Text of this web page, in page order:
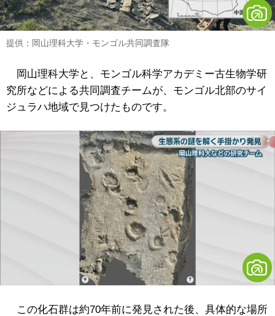
提供：岡山理科大学・モンゴル共同調査隊
岡山理科大学と、モンゴル科学アカデミー古生物学研
究所などによる共同調査チームが、モンゴル北部のサイ
ジュラハ地域で見つけたものです。
この化石群は約70年前に発見された後、具体的な場所